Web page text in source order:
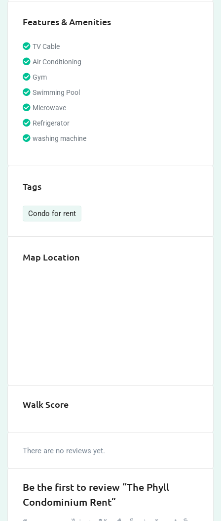
Features & Amenities
TV Cable
Air Conditioning
Gym
Swimming Pool
Microwave
Refrigerator
washing machine
Tags
Condo for rent
Map Location
Walk Score
There are no reviews yet.
Be the first to review “The Phyll
Condominium Rent”